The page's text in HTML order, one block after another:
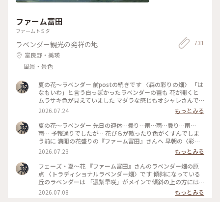
ゆるり夏時間#北海道#函館市#函館#函館駅#函館山#臥牛山#世
ト伝説#函館山ロープウェイ#ロープウェイ#登山バス#観光#絶
景#名所#山頂#展望台#ことりっぷ函館#ひとり旅日記🕊️
ファーム富田
ファームトミタ
ラベンダー観光の発祥の地
富良野・美瑛
風景・景色
731
夏の花〜ラベンダー 前postの続きです 〈森の彩りの畑〉 「は
なもいわ」と言う白っぽかったラベンダーの蕾も 花が開くと
ムラサキ色が見えていました マダラな感じもオシャレさんで
す 〈彩りの畑〉の定番だった花々は連作障害を防ぐために
〈森の彩りの畑〉に植えられましたが… 今年の色のパターンを
見ると… やっぱり元の配色の方が好きかも〜です また来年も
美しい彩りを巡りたいと思います #ひみつの絶景 #丘のある風
景 #花のある風景 #ひみつの絶景北海道 #夏景色 #花景色 #ファ
2026.07.24
もっとみる
夏の花〜ラベンダー 先日の連休…曇り…雨…雨…曇り…雨…
雨… 予報通りでしたが… 花びらが散ったり色がくすんでしま
う前に 満開の花盛りの『ファーム富田』さんへ 早朝の〈彩り
の畑〉と〈森の彩りの畑〉です 朝陽を浴びて…ラベンダーの色
は赤紫っぽく映りました 左から〜 キバナコスモス・スペアミ
ント・ジニア5色 ペパーミント・ペチュニア・ビール麦 そして
右がオカムラサキです 霧の立ちこめる夏の朝は ここへ辿り着
くまでの道のりも美しかったです そうそう…〈彩りの畑〉の入
り口の木がある辺りで 今年もエゾリスさんに会いました #ひみ
つの絶景 #花のある風景 #丘のある風景 #夏景色 #花景色 #美し
2026.07.23
もっとみる
フェーズ・夏〜花 『ファーム富田』さんのラベンダー畑の原
点 〈トラディショナルラベンダー畑〉です 傾斜になっている
丘のラベンダーは 「濃紫早咲」がメインで傾斜の上の方には
「はなもいわ」と「おかむらさき」があります それぞれが一
度に咲き揃うことはないので 今がくっきりとした鮮やかなラ
2026.07.08 もっとみる